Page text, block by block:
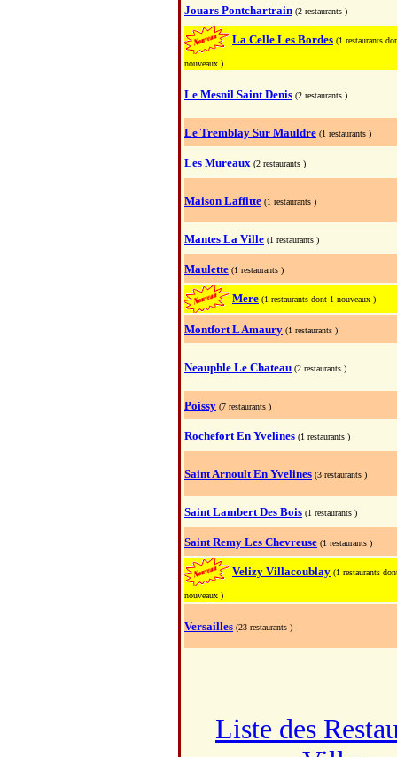
Jouars Pontchartrain (2 restaurants )
La Celle Les Bordes (1 restaurants
nouveaux )
Le Mesnil Saint Denis (2 restaurants )
Le Tremblay Sur Mauldre (1 restaurants )
Les Mureaux (2 restaurants )
Maison Laffitte (1 restaurants )
Mantes La Ville (1 restaurants )
Maulette (1 restaurants )
Mere (1 restaurants dont 1 nouveaux )
Montfort L Amaury (1 restaurants )
Neauphle Le Chateau (2 restaurants )
Poissy (7 restaurants )
Rochefort En Yvelines (1 restaurants )
Saint Arnoult En Yvelines (3 restaurants )
Saint Lambert Des Bois (1 restaurants )
Saint Remy Les Chevreuse (1 restaurants )
Velizy Villacoublay (1 restaurants
nouveaux )
Versailles (23 restaurants )
Liste des